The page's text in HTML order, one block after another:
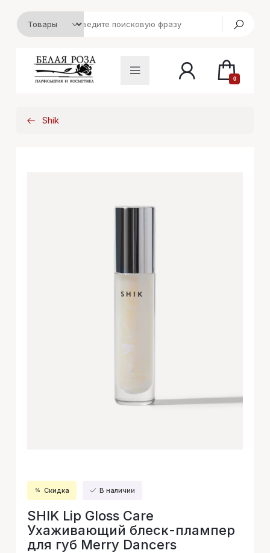
0
Shik
Скидка В наличии
SHIK Lip Gloss Care
Ухаживающий блеск-плампер
для губ Merry Dancers